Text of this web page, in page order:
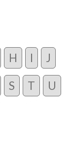
H I J
S T U